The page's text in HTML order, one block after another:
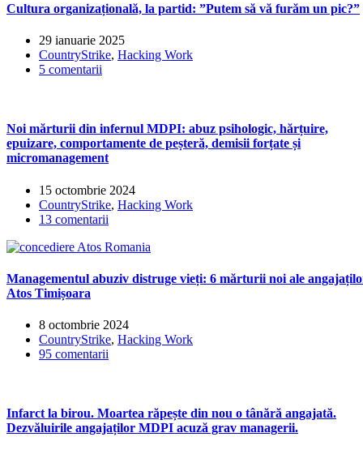
Cultura organizațională, la partid: ”Putem să vă furăm un pic?”
29 ianuarie 2025
CountryStrike, Hacking Work
5 comentarii
Noi mărturii din infernul MDPI: abuz psihologic, hărțuire,
epuizare, comportamente de peșteră, demisii forțate și
micromanagement
15 octombrie 2024
CountryStrike, Hacking Work
13 comentarii
Managementul abuziv distruge vieți: 6 mărturii noi ale
Atos Timișoara
8 octombrie 2024
CountryStrike, Hacking Work
95 comentarii
Infarct la birou. Moartea răpește din nou o tânără angajată.
Dezvăluirile angajaților MDPI acuză grav managerii.